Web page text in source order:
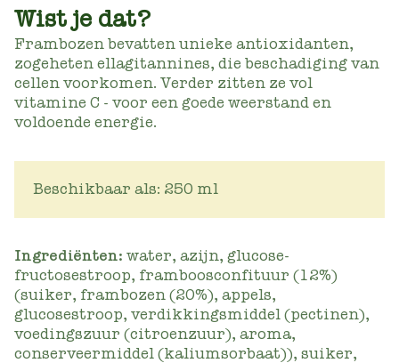
Wist je dat?
Frambozen bevatten unieke antioxidanten,
zogeheten ellagitannines, die beschadiging van
cellen voorkomen. Verder zitten ze vol
vitamine C - voor een goede weerstand en
voldoende energie.
Beschikbaar als: 250 ml
Ingrediënten: water, azijn, glucose-
fructosestroop, framboosconfituur (12%)
(suiker, frambozen (20%), appels,
glucosestroop, verdikkingsmiddel (pectinen),
voedingszuur (citroenzuur), aroma,
conserveermiddel (kaliumsorbaat)), suiker,